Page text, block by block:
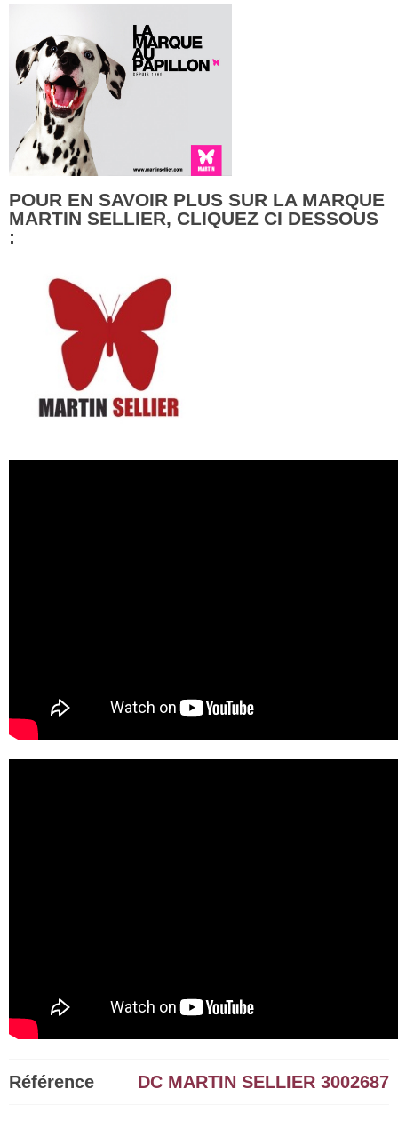
POUR EN SAVOIR PLUS SUR LA MARQUE
MARTIN SELLIER, CLIQUEZ CI DESSOUS
:
Référence DC MARTIN SELLIER 3002687